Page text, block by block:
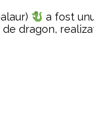
a fost
dragon,